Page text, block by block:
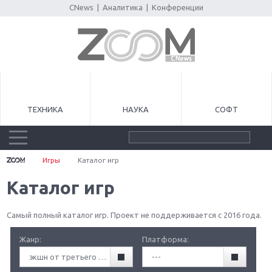
CNews Аналитика Конференции
ТЕХНИКА НАУКА СОФТ
Игры Каталог игр
Каталог игр
Самый полный каталог игр. Проект не поддерживается с 2016 года.
Жанр:
экшн от третьего лица (TPA)
Платформа:
---